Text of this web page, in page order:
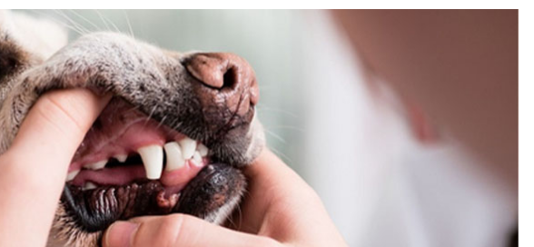
01.01.2025
Köpeklerle İlgili Ünlü Sözler ve
Atasözleri
03.04.2024
İzmir’deki Hayvan Barınakları
22.05.2020
Ankara’daki Hayvan Barınakları
Köpeklerle İlgili Ünlü Sözler ve
Atasözleri
03.04.2024
İzmir’deki Hayvan Barınakları
Ankara’daki Hayvan Barınakları